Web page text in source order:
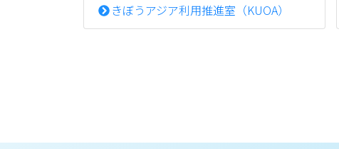
きぼうアジア利用推進室（KUOA）